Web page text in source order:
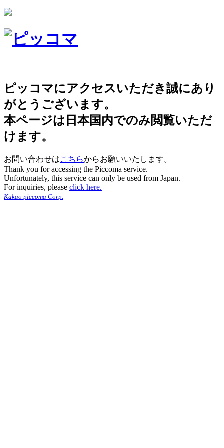
ピッコマにアクセスいただき誠にあり
がとうございます。
本ページは日本国内でのみ閲覧いただ
けます。
お問い合わせはこちらからお願いいたします。
Thank you for accessing the Piccoma service.
Unfortunately, this service can only be used from Japan.
For inquiries, please click here.
Kakao piccoma Corp.